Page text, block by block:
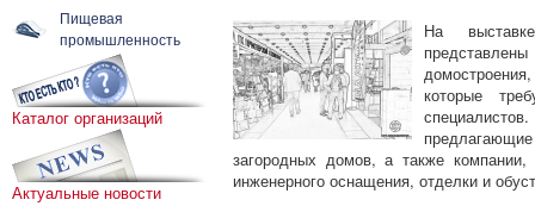
Пищевая
промышленность
Каталог организаций
Актуальные новости
На
которые
загородных домов, а также
инженерного оснащения, отделки и